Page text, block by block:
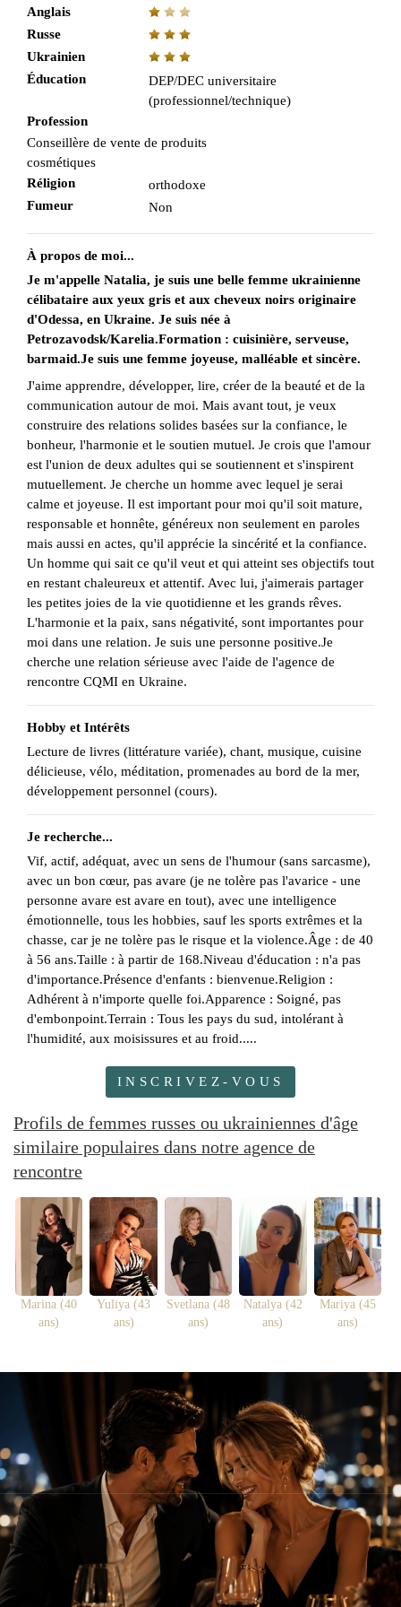
Anglais
Russe
Ukrainien
Éducation
DEP/DEC universitaire
(professionnel/technique)
Profession
Conseillère de vente de produits
cosmétiques
Réligion
orthodoxe
Fumeur
Non
À propos de moi...
Je m'appelle Natalia, je suis une belle femme ukrainienne
célibataire aux yeux gris et aux cheveux noirs originaire
d'Odessa, en Ukraine. Je suis née à
Petrozavodsk/Karelia.Formation : cuisinière, serveuse,
barmaid.Je suis une femme joyeuse, malléable et sincère.
J'aime apprendre, développer, lire, créer de la beauté et de la
communication autour de moi. Mais avant tout, je veux
construire des relations solides basées sur la confiance, le
bonheur, l'harmonie et le soutien mutuel. Je crois que l'amour
est l'union de deux adultes qui se soutiennent et s'inspirent
mutuellement. Je cherche un homme avec lequel je serai
calme et joyeuse. Il est important pour moi qu'il soit mature,
responsable et honnête, généreux non seulement en paroles
mais aussi en actes, qu'il apprécie la sincérité et la confiance.
Un homme qui sait ce qu'il veut et qui atteint ses objectifs tout
en restant chaleureux et attentif. Avec lui, j'aimerais partager
les petites joies de la vie quotidienne et les grands rêves.
L'harmonie et la paix, sans négativité, sont importantes pour
moi dans une relation. Je suis une personne positive.Je
cherche une relation sérieuse avec l'aide de l'agence de
rencontre CQMI en Ukraine.
Hobby et Intérêts
Lecture de livres (littérature variée), chant, musique, cuisine
délicieuse, vélo, méditation, promenades au bord de la mer,
développement personnel (cours).
Je recherche...
Vif, actif, adéquat, avec un sens de l'humour (sans sarcasme),
avec un bon cœur, pas avare (je ne tolère pas l'avarice - une
personne avare est avare en tout), avec une intelligence
émotionnelle, tous les hobbies, sauf les sports extrêmes et la
chasse, car je ne tolère pas le risque et la violence.Âge : de 40
à 56 ans.Taille : à partir de 168.Niveau d'éducation : n'a pas
d'importance.Présence d'enfants : bienvenue.Religion :
Adhérent à n'importe quelle foi.Apparence : Soigné, pas
d'embonpoint.Terrain : Tous les pays du sud, intolérant à
l'humidité, aux moisissures et au froid.....
INSCRIVEZ-VOUS
Profils de femmes russes ou ukrainiennes d'âge
similaire populaires dans notre agence de
rencontre
Marina (40
ans)
Yuliya (43
ans)
Svetlana (48
ans)
Natalya (42
ans)
Mariya (45
ans)